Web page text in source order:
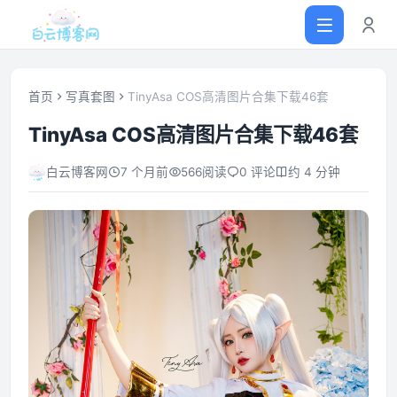
首页
网站源码
软件仓库
技术分享
值得一看
首页 写真套图 TinyAsa COS高清图片合集下载46套
TinyAsa COS高清图片合集下载46套
白云博客网 7 个月前 566阅读 0 评论 约 4 分钟